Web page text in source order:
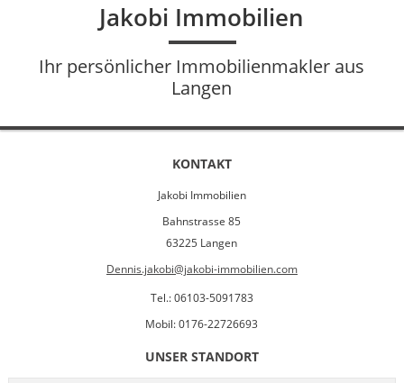
Jakobi Immobilien
Ihr persönlicher Immobilienmakler aus
Langen
KONTAKT
Jakobi Immobilien
Bahnstrasse 85
63225 Langen
Dennis.jakobi@jakobi-immobilien.com
Tel.: 06103-5091783
Mobil: 0176-22726693
UNSER STANDORT